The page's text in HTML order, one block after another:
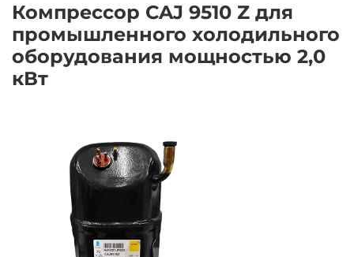
Компрессор CAJ 9510 Z для
промышленного холодильного
оборудования мощностью 2,0
кВт